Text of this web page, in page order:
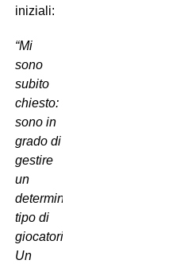
iniziali:
“Mi
sono
subito
chiesto:
sono in
grado di
gestire
un
determinato
tipo di
giocatori?
Un